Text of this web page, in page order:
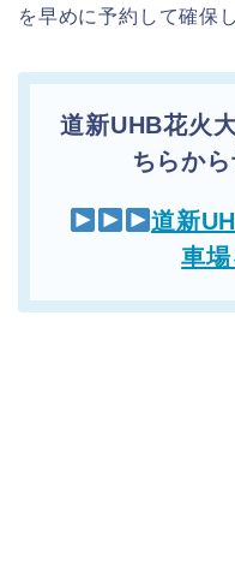
を早めに予約して確保
道新UHB花火
ちらか
道新
車